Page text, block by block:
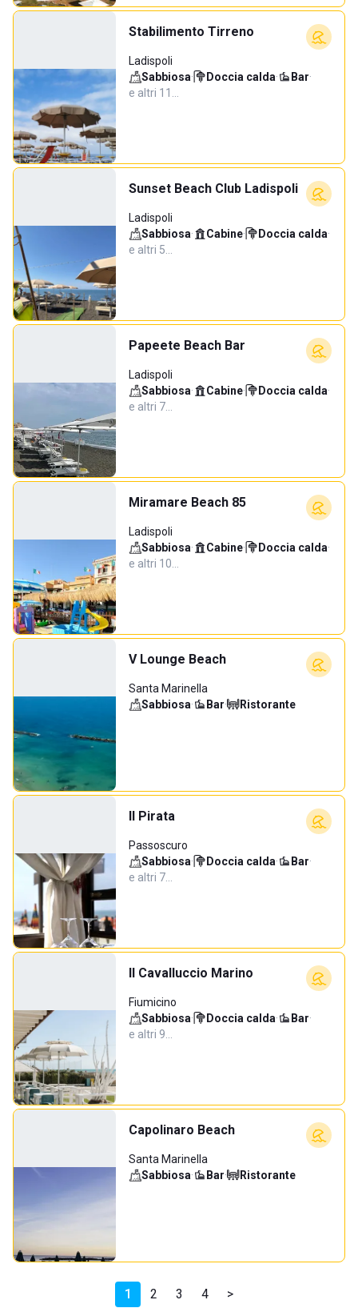
Stabilimento Tirreno
Ladispoli
Sabbiosa· Doccia calda· Bar·
e altri 11…
Sunset Beach Club Ladispoli
Ladispoli
Sabbiosa· Cabine· Doccia calda·
e altri 5…
Papeete Beach Bar
Ladispoli
Sabbiosa· Cabine· Doccia calda·
e altri 7…
Miramare Beach 85
Ladispoli
Sabbiosa· Cabine· Doccia calda·
e altri 10…
V Lounge Beach
Santa Marinella
Sabbiosa· Bar· Ristorante
Il Pirata
Passoscuro
Sabbiosa· Doccia calda· Bar·
e altri 7…
Il Cavalluccio Marino
Fiumicino
Sabbiosa· Doccia calda· Bar·
e altri 9…
Capolinaro Beach
Santa Marinella
Sabbiosa· Bar· Ristorante
1 2 3 4 >